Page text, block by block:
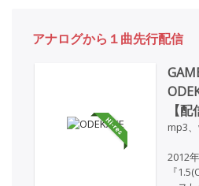
アナログから１曲先行配信
【配
mp3
2012
『